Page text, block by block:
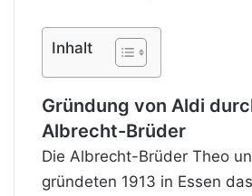
Inhalt
Gründung von Aldi
Albrecht-Brüder
Die Albrecht-Brüder Theo
gründeten 1913 in Essen